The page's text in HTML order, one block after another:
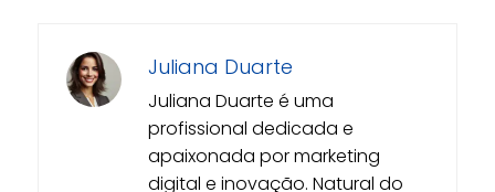
Juliana Duarte
Juliana Duarte é uma
profissional dedicada e
apaixonada por marketing
digital e inovação. Natural do